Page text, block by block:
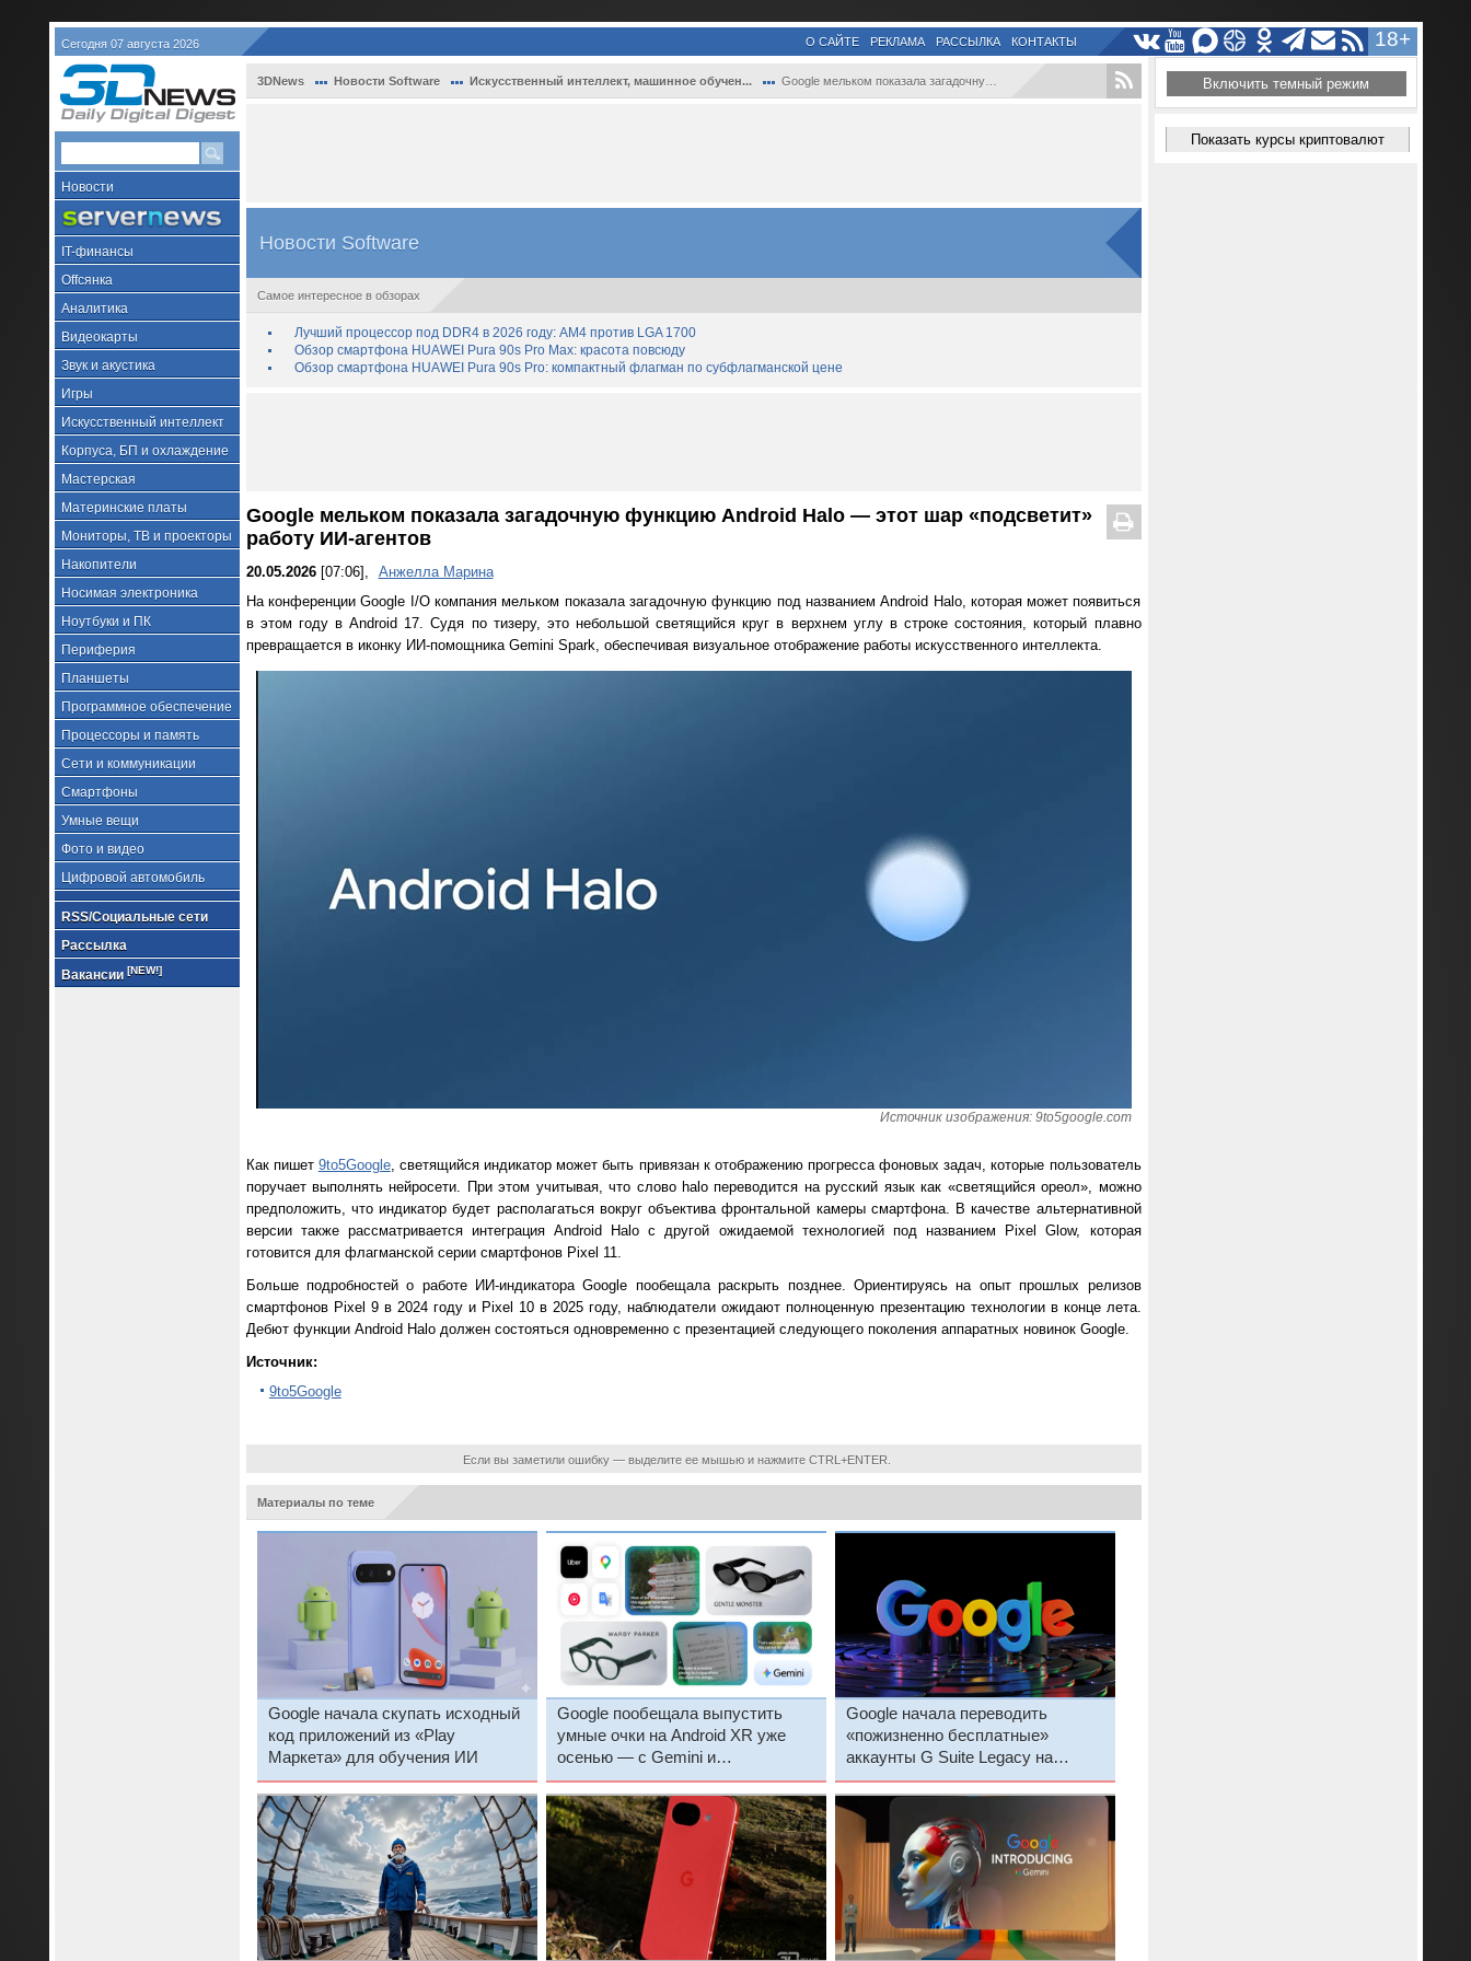
Сегодня 07 августа 2026 18+
О САЙТЕ РЕКЛАМА РАССЫЛКА КОНТАКТЫ
Новости
IT-финансы
Offсянка
Аналитика
Видеокарты
Звук и акустика
Игры
Искусственный интеллект
Корпуса, БП и охлаждение
Мастерская
Материнские платы
Мониторы, ТВ и проекторы
Накопители
Носимая электроника
Ноутбуки и ПК
Периферия
Планшеты
Программное обеспечение
Процессоры и память
Сети и коммуникации
Смартфоны
Умные вещи
Фото и видео
Цифровой автомобиль
RSS/Социальные сети
Рассылка
Вакансии [NEW!]
3DNews Новости Software Искусственный интеллект, машинное обучен... Google мельком показала загадочную функц...
Новости Software
Самое интересное в обзорах
Лучший процессор под DDR4 в 2026 году: AM4 против LGA 1700
Обзор смартфона HUAWEI Pura 90s Pro Max: красота повсюду
Обзор смартфона HUAWEI Pura 90s Pro: компактный флагман по субфлагманской цене
Google мельком показала загадочную функцию Android Halo — этот шар «подсветит»
работу ИИ-агентов
20.05.2026[07:06],
Анжелла Марина
На конференции Google I/O компания мельком показала загадочную функцию под названием Android Halo, которая может появиться
в этом году в Android 17. Судя по тизеру, это небольшой светящийся круг в верхнем углу в строке состояния, который плавно
превращается в иконку ИИ-помощника Gemini Spark, обеспечивая визуальное отображение работы искусственного интеллекта.
Источник изображения: 9to5google.com
Как пишет 9to5Google, светящийся индикатор может быть привязан к отображению прогресса фоновых задач, которые пользователь
поручает выполнять нейросети. При этом учитывая, что слово halo переводится на русский язык как «светящийся ореол», можно
предположить, что индикатор будет располагаться вокруг объектива фронтальной камеры смартфона. В качестве альтернативной
версии также рассматривается интеграция Android Halo с другой ожидаемой технологией под названием Pixel Glow, которая
готовится для флагманской серии смартфонов Pixel 11.
Больше подробностей о работе ИИ-индикатора Google пообещала раскрыть позднее. Ориентируясь на опыт прошлых релизов
смартфонов Pixel 9 в 2024 году и Pixel 10 в 2025 году, наблюдатели ожидают полноценную презентацию технологии в конце лета.
Дебют функции Android Halo должен состояться одновременно с презентацией следующего поколения аппаратных новинок Google.
Источник:
9to5Google
Если вы заметили ошибку — выделите ее мышью и нажмите CTRL+ENTER.
Материалы по теме
Google начала скупать исходный
код приложений из «Play
Маркета» для обучения ИИ
Google пообещала выпустить
умные очки на Android XR уже
осенью — с Gemini и
разнообразным дизайном
Google начала переводить
«пожизненно бесплатные»
аккаунты G Suite Legacy на
платные тарифы
Включить темный режим
Показать курсы криптовалют